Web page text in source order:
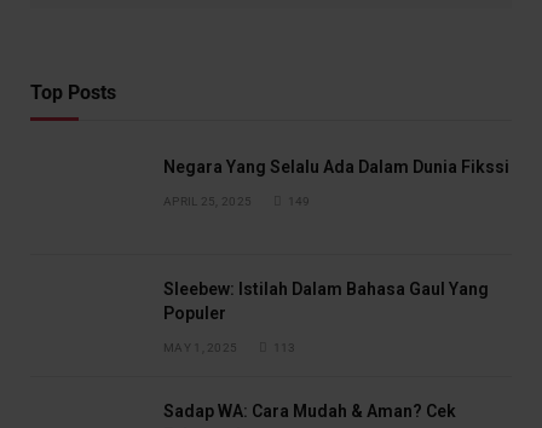
Top Posts
Negara Yang Selalu Ada Dalam Dunia Fikssi
APRIL 25, 2025 149
Sleebew: Istilah Dalam Bahasa Gaul Yang
Populer
MAY 1, 2025 113
Sadap WA: Cara Mudah & Aman? Cek